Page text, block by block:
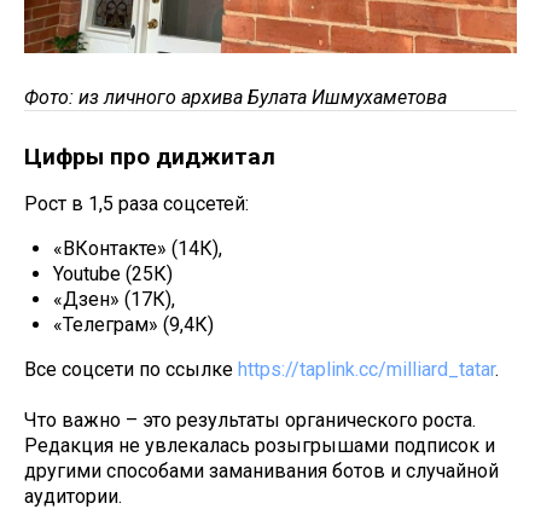
Фото: из личного архива Булата Ишмухаметова
Цифры про диджитал
Рост в 1,5 раза соцсетей:
«ВКонтакте» (14К),
Youtube (25К)
«Дзен» (17К),
«Телеграм» (9,4К)
Все соцсети по ссылке https://taplink.cc/milliard_tatar.
Что важно – это результаты органического роста.
Редакция не увлекалась розыгрышами подписок и
другими способами заманивания ботов и случайной
аудитории.